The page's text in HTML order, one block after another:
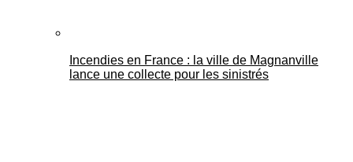
Incendies en France : la ville de Magnanville
lance une collecte pour les sinistrés